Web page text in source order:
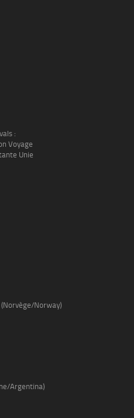
:
Voyage
Unie
Norway)
Argentina)